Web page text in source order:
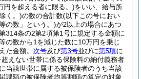
円を超える者に限る。)をいい、給与所
く。)の数の合計数(以下この号におい
の数」という。)が2以上の場合にあつ
314条の2第2項第1号に規定する金額に
の数から1を減じた数に10万円を乗じ
た金額。 次号及び第3号並びに第5項に
超えない世帯に係る保険料の納付義務者
当該世帯に属する被保険者のうち当該
課額の被保険者均等割額の算定の対象